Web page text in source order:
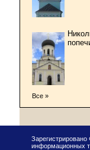
Все »
информационных